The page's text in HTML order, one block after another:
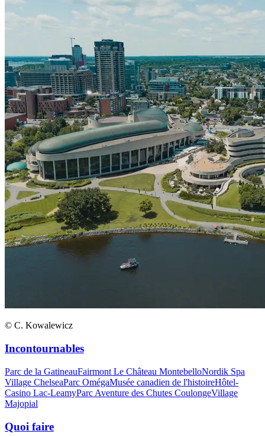
© C. Kowalewicz
Incontournables
Parc de la GatineauFairmont Le Château MontebelloNordik Spa
Village ChelseaParc OmégaMusée canadien de l'histoireHôtel-
Casino Lac-LeamyParc Aventure des Chutes CoulongeVillage
Majopial
Quoi faire